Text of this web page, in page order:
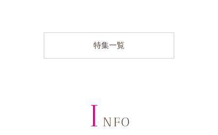
特集一覧
I NFO